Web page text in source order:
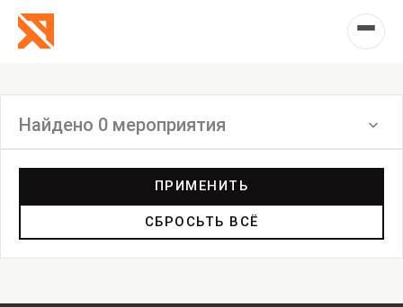
Найдено 0 мероприятия
ПРИМЕНИТЬ
СБРОСЬТЬ ВСЁ